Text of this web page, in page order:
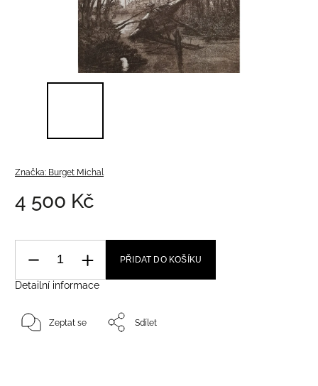
Značka: Burget Michal
4 500 Kč
PŘIDAT DO KOŠÍKU
Detailní informace
Zeptat se Sdílet